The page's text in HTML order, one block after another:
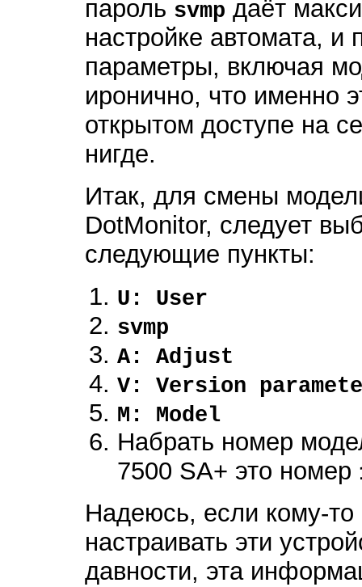
пароль svmp даёт
настройке автомата,
параметры, включая
иронично, что именно
открытом доступе на
нигде.
Итак, для смены
DotMonitor, следует
следующие пункты:
U: User
svmp
A: Adjust
V: Version
M: Model
Набрать номер
7500 SA+ это номер
Надеюсь, если кому-
настраивать эти
давности, эта